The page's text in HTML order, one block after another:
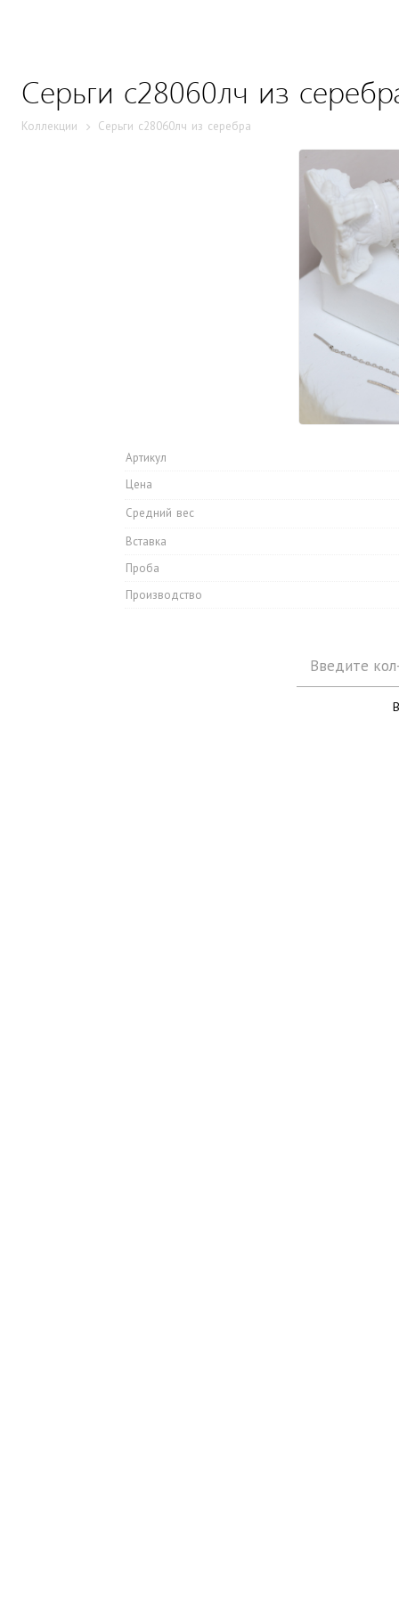
Серьги с28060лч из
Коллекции Серьги с28060лч из cеребра
Артикул
Цена
Средний вес
Вставка
Проба
Производство